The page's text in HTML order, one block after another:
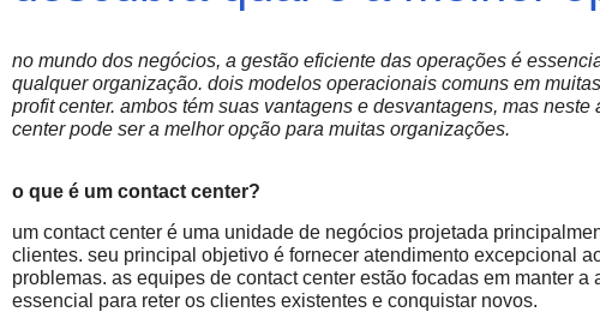
no mundo dos negócios, a gestão eficiente das operações é
qualquer organização. dois modelos operacionais comuns em
profit center. ambos tém suas vantagens e desvantagens, mas
center pode ser a melhor opção para muitas organizações.
o que é um contact center?
um contact center é uma unidade de negócios projetada
clientes. seu principal objetivo é fornecer atendimento excepcional
problemas. as equipes de contact center estão focadas em manter
essencial para reter os clientes existentes e conquistar novos.